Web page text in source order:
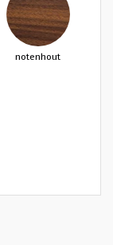
notenhout